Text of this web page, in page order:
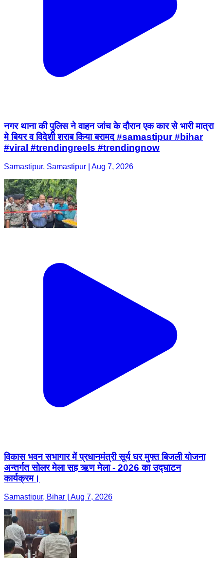
नगर थाना की पुलिस ने वाहन जांच के दौरान एक कार से भारी मात्रा
मे बियर व विदेशी शराब किया बरामद #samastipur #bihar
#viral #trendingreels #trendingnow
Samastipur, Samastipur | Aug 7, 2026
विकास भवन सभागार में प्रधानमंत्री सूर्य घर मुफ्त बिजली योजना
अन्तर्गत सोलर मेला सह ऋण मेला - 2026 का उद्घाटन
कार्यक्रम।
Samastipur, Bihar | Aug 7, 2026